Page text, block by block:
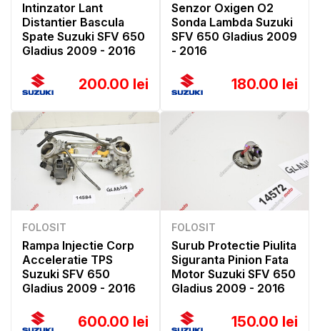
Intinzator Lant
Distantier Bascula
Spate Suzuki SFV 650
Gladius 2009 - 2016
200.00 lei
Senzor Oxigen O2
Sonda Lambda Suzuki
SFV 650 Gladius 2009
- 2016
180.00 lei
FOLOSIT
Rampa Injectie Corp
Acceleratie TPS
Suzuki SFV 650
Gladius 2009 - 2016
600.00 lei
FOLOSIT
Surub Protectie Piulita
Siguranta Pinion Fata
Motor Suzuki SFV 650
Gladius 2009 - 2016
150.00 lei